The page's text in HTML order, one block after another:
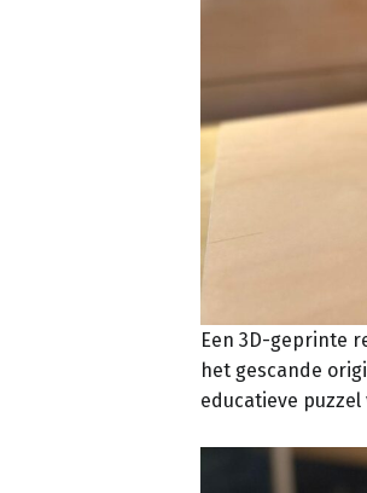
Een 3D-geprinte
het gescande
educatieve puzzel